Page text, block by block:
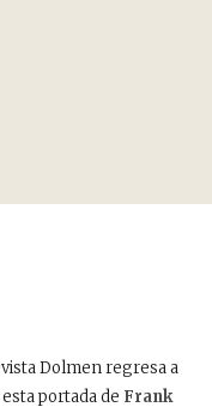
Dolmen regresa a
portada de Frank